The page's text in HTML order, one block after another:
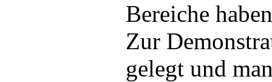
Bereiche
Zur
gelegt und